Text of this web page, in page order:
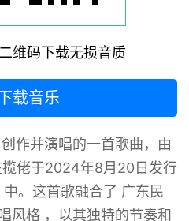
维码下载无损音质
载音乐
作并演唱的一首歌曲，由
佬于2024年8月20日发行
。这首歌融合了 广东民
风格 ，以其独特的节奏和